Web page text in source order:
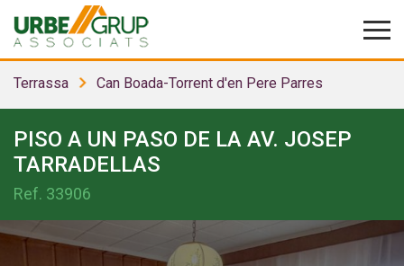
Terrassa Can Boada-Torrent d'en Pere Parres
PISO A UN PASO DE LA AV. JOSEP
TARRADELLAS
Ref. 33906